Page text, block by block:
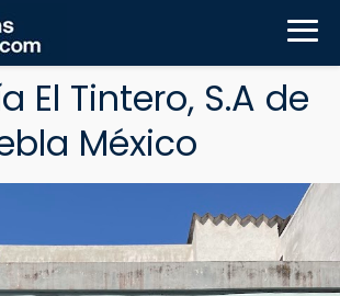
El Tintero, S.A de
México